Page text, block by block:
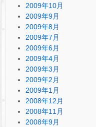
2009年10月
2009年9月
2009年8月
2009年7月
2009年6月
2009年4月
2009年3月
2009年2月
2009年1月
2008年12月
2008年11月
2008年9月